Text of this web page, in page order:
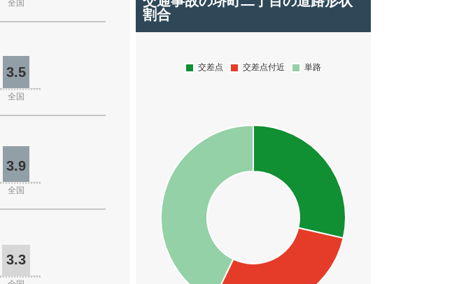
全国
3.5
全国
3.9
全国
3.3
割合